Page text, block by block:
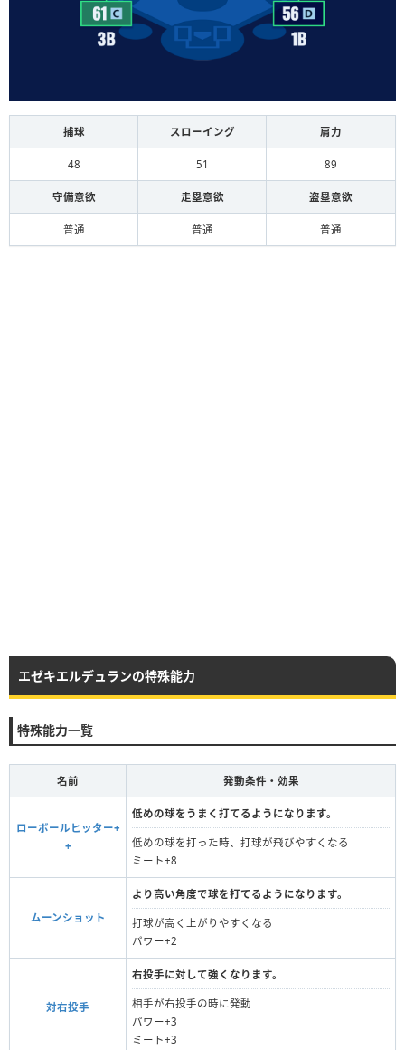
捕球 スローイング 肩力
48 51 89
守備意欲 走塁意欲 盗塁意欲
普通 普通 普通
エゼキエルデュランの特殊能力
特殊能力一覧
名前 発動条件・効果
ローボールヒッター+
+
低めの球をうまく打てるようになります。
低めの球を打った時、打球が飛びやすくなる
ミート+8
ムーンショット
より高い角度で球を打てるようになります。
打球が高く上がりやすくなる
パワー+2
対右投手
右投手に対して強くなります。
相手が右投手の時に発動
パワー+3
ミート+3